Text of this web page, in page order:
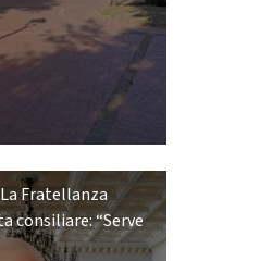
Fratellanza
consiliare: “Serve